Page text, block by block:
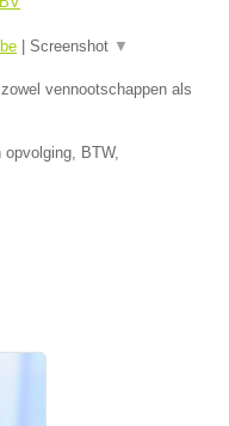
Screenshot ▼
vennootschappen als
BTW,